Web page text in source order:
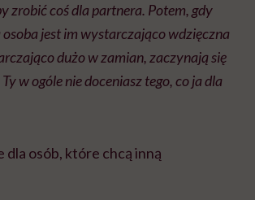
zrobić coś dla partnera. Potem, gdy
osoba jest im wystarczająco wdzięczna
dużo w zamian, zaczynają się
w ogóle nie doceniasz tego, co ja dla
dla osób, które chcą inną